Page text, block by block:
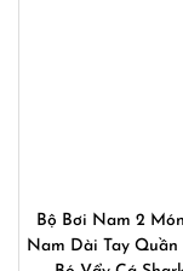
Bộ Bơi Nam 2
Nam Dài Tay Quần